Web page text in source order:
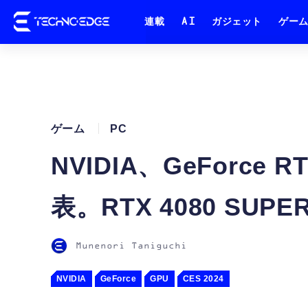
連載 AI ガジェット ゲーム
NVIDIA、GeForce
表。RTX 4080
ゲーム PC
Munenori Taniguchi
NVIDIA GeForce GPU CES 2024